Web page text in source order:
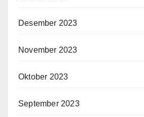
Desember 2023
November 2023
Oktober 2023
September 2023